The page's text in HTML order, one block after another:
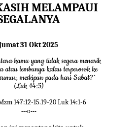
MELAMPAUI
31 Okt 2025
kamu yang tidak segera menarik
atau lembunya kalau terperosok ke
meskipun pada hari Sabat?`
(Luk 14:5)
147:12-15.19-20 Luk 14:1-6
---o---